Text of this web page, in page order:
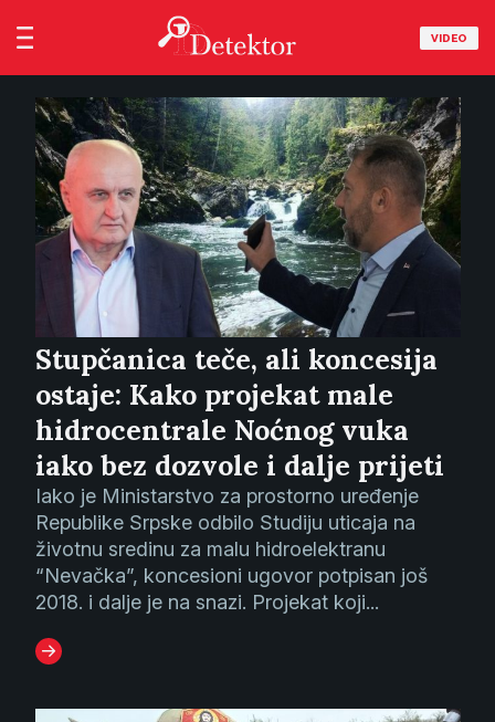
VIDEO
Stupčanica teče, ali koncesija
ostaje: Kako projekat male
hidrocentrale Noćnog vuka
iako bez dozvole i dalje prijeti
Iako je Ministarstvo za prostorno uređenje
Republike Srpske odbilo Studiju uticaja na
životnu sredinu za malu hidroelektranu
“Nevačka”, koncesioni ugovor potpisan još
2018. i dalje je na snazi. Projekat koji...